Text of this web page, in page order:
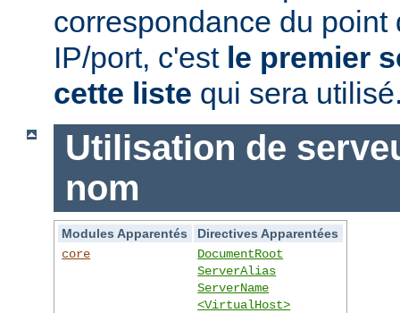
correspondance du point
IP/port, c'est le premier
cette liste qui sera
Utilisation de
nom
Modules Apparentés
Directives Apparentées
core
DocumentRoot
ServerAlias
ServerName
<VirtualHost>